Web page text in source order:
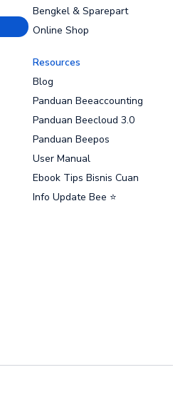
Bengkel & Sparepart
Online Shop
Resources
Blog
Panduan Beeaccounting
Panduan Beecloud 3.0
Panduan Beepos
User Manual
Ebook Tips Bisnis Cuan
Info Update Bee ⭐